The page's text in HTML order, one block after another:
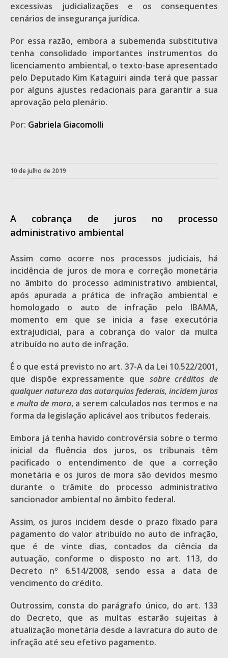
excessivas judicializações e os consequentes
cenários de insegurança jurídica.
Por essa razão, embora a subemenda substitutiva
tenha consolidado importantes instrumentos do
licenciamento ambiental, o texto-base apresentado
pelo Deputado Kim Kataguiri ainda terá que passar
por alguns ajustes redacionais para garantir a sua
aprovação pelo plenário.
Por: Gabriela Giacomolli
10 de julho de 2019
A cobrança de juros no processo
administrativo ambiental
Assim como ocorre nos processos judiciais, há
incidência de juros de mora e correção monetária
no âmbito do processo administrativo ambiental,
após apurada a prática de infração ambiental e
homologado o auto de infração pelo IBAMA,
momento em que se inicia a fase executória
extrajudicial, para a cobrança do valor da multa
atribuído no auto de infração.
É o que está previsto no art. 37-A da Lei 10.522/2001,
que dispõe expressamente que sobre créditos de
qualquer natureza das autarquias federais, incidem juros
e multa de mora, a serem calculados nos termos e na
forma da legislação aplicável aos tributos federais.
Embora já tenha havido controvérsia sobre o termo
inicial da fluência dos juros, os tribunais têm
pacificado o entendimento de que a correção
monetária e os juros de mora são devidos mesmo
durante o trâmite do processo administrativo
sancionador ambiental no âmbito federal.
Assim, os juros incidem desde o prazo fixado para
pagamento do valor atribuído no auto de infração,
que é de vinte dias, contados da ciência da
autuação, conforme o disposto no art. 113, do
Decreto nº 6.514/2008, sendo essa a data de
vencimento do crédito.
Outrossim, consta do parágrafo único, do art. 133
do Decreto, que as multas estarão sujeitas à
atualização monetária desde a lavratura do auto de
infração até seu efetivo pagamento.